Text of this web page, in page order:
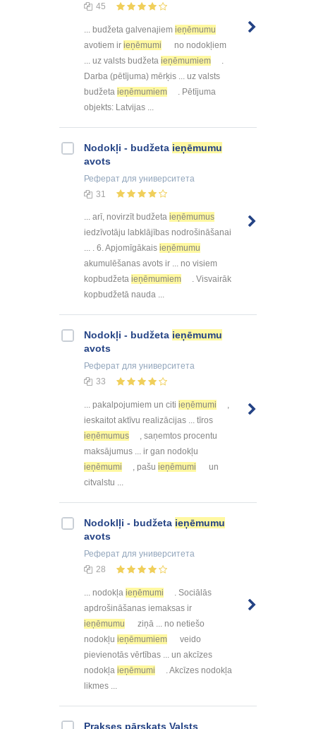
45
... budžeta galvenajiem ieņēmumu
avotiem ir ieņēmumi
no nodokļiem
... uz valsts budžeta ieņēmumiem
Darba (pētījuma) mērķis ... uz valsts
budžeta ieņēmumiem
. Pētījuma
objekts: Latvijas ...
Nodokļi - budžeta ieņēmumu
avots
Реферат для университета
31
... arī, novirzīt budžeta ieņēmumus
iedzīvotāju labklājības nodrošināšanai
... . 6. Apjomīgākais ieņēmumu
akumulēšanas avots ir ... no visiem
kopbudžeta ieņēmumiem
. Visvairāk
kopbudžetā nauda ...
Nodokļi - budžeta ieņēmumu
avots
Реферат для университета
33
... pakalpojumiem un citi ieņēmumi
,
ieskaitot aktīvu realizācijas ... tīros
ieņēmumus
, saņemtos procentu
maksājumus ... ir gan nodokļu
ieņēmumi
, pašu ieņēmumi
un
citvalstu ...
Nodoklļi - budžeta ieņēmumu
avots
Реферат для университета
28
... nodokļa ieņēmumi
. Sociālās
apdrošināšanas iemaksas ir
ieņēmumu
ziņā ... no netiešo
nodokļu ieņēmumiem
veido
pievienotās vērtības ... un akcīzes
nodokļa ieņēmumi
. Akcīzes nodokļa
likmes ...
Prakses pārskats Valsts